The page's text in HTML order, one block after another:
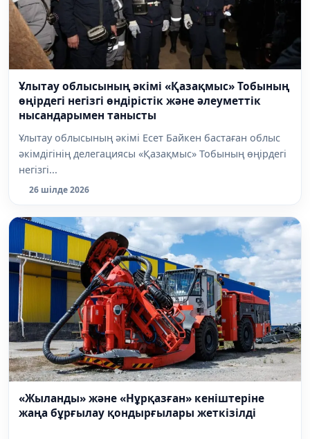
Ұлытау облысының әкімі «Қазақмыс» Тобының
өңірдегі негізгі өндірістік және әлеуметтік
нысандарымен танысты
Ұлытау облысының әкімі Есет Байкен бастаған облыс
әкімдігінің делегациясы «Қазақмыс» Тобының өңірдегі
негізгі...
26 шілде 2026
«Жыланды» және «Нұрқазған» кеніштеріне
жаңа бұрғылау қондырғылары жеткізілді